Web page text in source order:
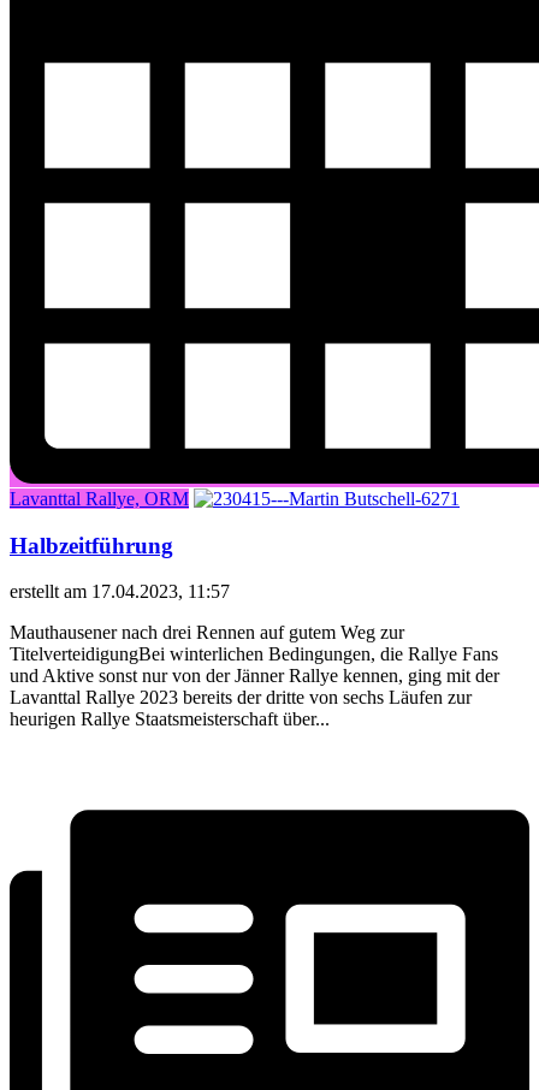
Lavanttal Rallye, ORM
Halbzeitführung
erstellt am 17.04.2023, 11:57
Mauthausener nach drei Rennen auf gutem Weg zur
TitelverteidigungBei winterlichen Bedingungen, die Rallye Fans
und Aktive sonst nur von der Jänner Rallye kennen, ging mit der
Lavanttal Rallye 2023 bereits der dritte von sechs Läufen zur
heurigen Rallye Staatsmeisterschaft über...